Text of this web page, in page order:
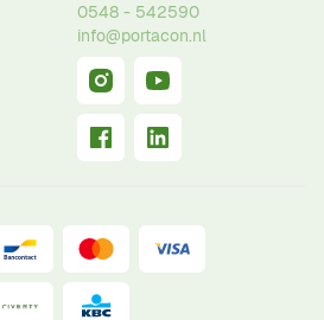
0548 - 542590
info@portacon.nl